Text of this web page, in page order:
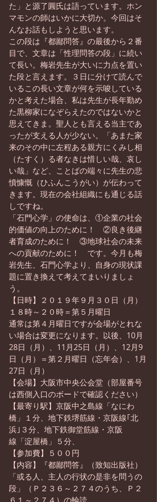
た」と源了圓氏は語っています。ホン
マモンの師はいかに大切か。今回はそ
んなお話もしようと思います。
この段は『都鄙問答』の最後から２番
目で、文章は「性理問答の段」に続い
て長い。梅岩先生が大いに力点を置い
た段と言えます。３日に分けて読んで
いるこの長い文章が何を示唆している
かと考えた場合、私は先生が長年勤め
た黒柳家になぞらえたのではないかと
思えてきま。聖人とも言える当主であ
ったが支える人が少ない。「あまた家
来のその中に左程ある親方にくみし相
（たすく）る者なきは惜しい哉、哀し
い哉」など、ことばの端々に先生の悲
憤慷慨（ひふんこうがい）が伝わって
きます。現在の会社組織にも通じる話
しですね。
「石門心学」の使命は、①企業の社会
的価値の向上のために！　②良き後継
者育成のために！　③地球社会の未来
への貢献のために！　です。今月も梅
岩先生、石門心学より、自身の現状課
題に置き換えて考えてまいりましょ
う。
【日時】２０１９年９月３０日（月）
１８時～２０時＝第５月曜日
通常は第４月曜日ですが会場がとれな
い場合は変更になります。以後、10月
28日（月）、11月25日（月）、12月9
日（月）＝第２月曜日（忘年会）、1月
27日（月）
【会場】大阪市中央公会堂（部屋番号
は西側入口のボードで確認ください）
【最寄り駅】京阪中之島線「なにわ
橋」１分、地下鉄堺筋線・京阪線｢北
浜｣３分、地下鉄御堂筋線・京阪
線「淀屋橋」５分、
【参加費】５００円
【内容】『都鄙問答』（致知出版社）
「或る人、主人の行状の是非を問うの
段」（Ｐ２３６～２７４のうち、Ｐ２